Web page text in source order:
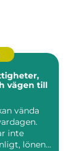
vägen till
vända
inte
lönen...